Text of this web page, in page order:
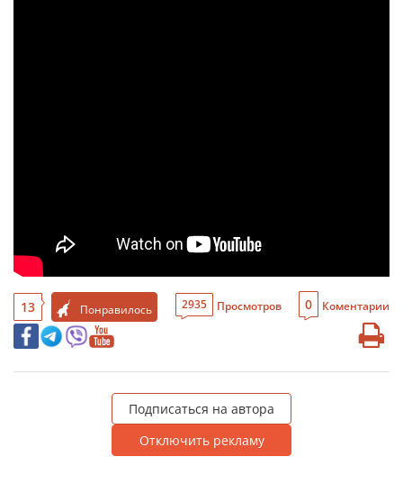
13 Понравилось 2935 Просмотров 0 Коментарии
Подписаться на автора
Отключить рекламу